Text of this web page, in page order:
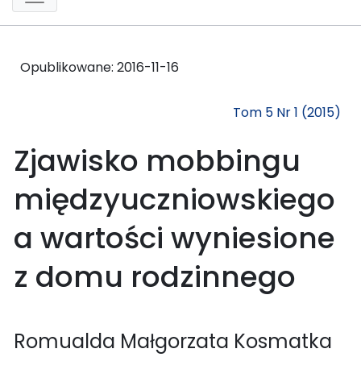
Opublikowane: 2016-11-16
Tom 5 Nr 1 (2015)
Zjawisko mobbingu
międzyuczniowskiego
a wartości wyniesione
z domu rodzinnego
Romualda Małgorzata Kosmatka